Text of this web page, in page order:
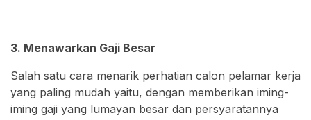
3. Menawarkan Gaji Besar
Salah satu cara menarik perhatian calon pelamar kerja
yang paling mudah yaitu, dengan memberikan iming-
iming gaji yang lumayan besar dan persyaratannya